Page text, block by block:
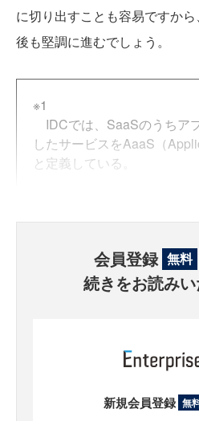
に切り出すことも容易ですか
後も堅調に進むでしょう。
※1
IDCでは、SaaSのうちア
したサービスをAaaS（
と定義している。
会員登録 無料
続きをお読み
新規会員登録 無